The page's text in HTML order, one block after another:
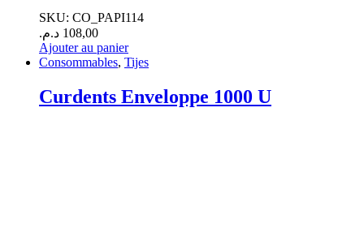
SKU: CO_PAPI114
108,00 د.م.
Ajouter au panier
Consommables, Tijes
Curdents Enveloppe 1000 U